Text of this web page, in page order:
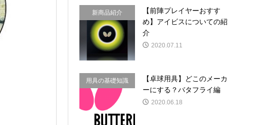
新商品紹介
【前陣プレイヤーおすす
め】アイビスについての紹
介
2020.07.11
用具の基礎知識
【卓球用具】どこのメーカ
ーにする？バタフライ編
2020.06.18